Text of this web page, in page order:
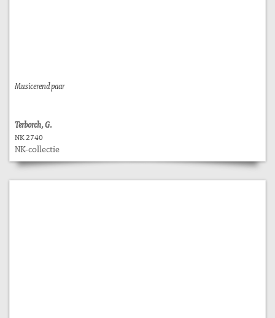
Musicerend paar
Terborch, G.
NK 2740
NK-collectie